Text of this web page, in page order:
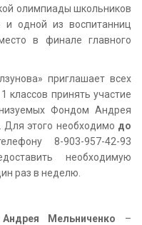
олимпиады школьников
и одной из воспитанниц
в финале главного
приглашает всех
классов принять участие
Фондом Андрея
этого необходимо до
8-903-957-42-93
необходимую
раз в неделю.
Мельниченко –